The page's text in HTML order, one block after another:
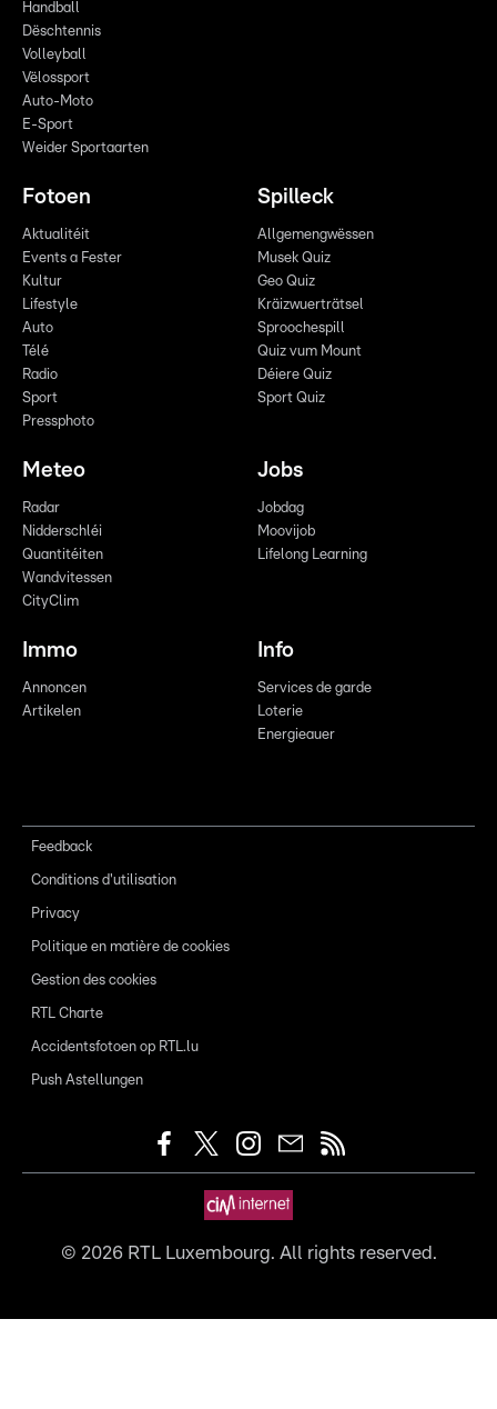
Handball
Dëschtennis
Volleyball
Vëlossport
Auto-Moto
E-Sport
Weider Sportaarten
Fotoen
Aktualitéit
Events a Fester
Kultur
Lifestyle
Auto
Télé
Radio
Sport
Pressphoto
Spilleck
Allgemengwëssen
Musek Quiz
Geo Quiz
Kräizwuerträtsel
Sproochespill
Quiz vum Mount
Déiere Quiz
Sport Quiz
Meteo
Radar
Nidderschléi
Quantitéiten
Wandvitessen
CityClim
Jobs
Jobdag
Moovijob
Lifelong Learning
Immo
Annoncen
Artikelen
Info
Services de garde
Loterie
Energieauer
Feedback
Conditions d'utilisation
Privacy
Politique en matière de cookies
Gestion des cookies
RTL Charte
Accidentsfotoen op RTL.lu
Push Astellungen
© 2026RTL Luxembourg. All rights reserved.